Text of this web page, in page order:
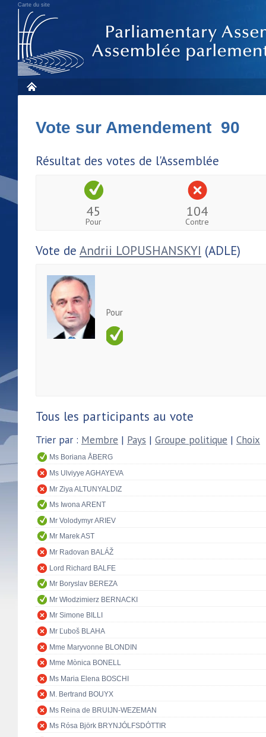
Carte du site
Vote sur Amendement 90
Résultat des votes de l'Assemblée
45
Pour
104
Contre
Vote de Andrii LOPUSHANSKYI (ADLE)
Pour
Tous les participants au vote
Trier par : Membre | Pays | Groupe politique | Choix
Ms Boriana ÅBERG
Ms Ulviyye AGHAYEVA
Mr Ziya ALTUNYALDIZ
Ms Iwona ARENT
Mr Volodymyr ARIEV
Mr Marek AST
Mr Radovan BALÁŽ
Lord Richard BALFE
Mr Boryslav BEREZA
Mr Włodzimierz BERNACKI
Mr Simone BILLI
Mr Ľuboš BLAHA
Mme Maryvonne BLONDIN
Mme Mònica BONELL
Ms Maria Elena BOSCHI
M. Bertrand BOUYX
Ms Reina de BRUIJN-WEZEMAN
Ms Rósa Björk BRYNJÓLFSDÓTTIR